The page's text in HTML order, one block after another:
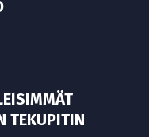
TEKUPITIN